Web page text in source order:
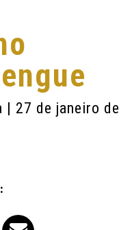
| 27 de janeiro de